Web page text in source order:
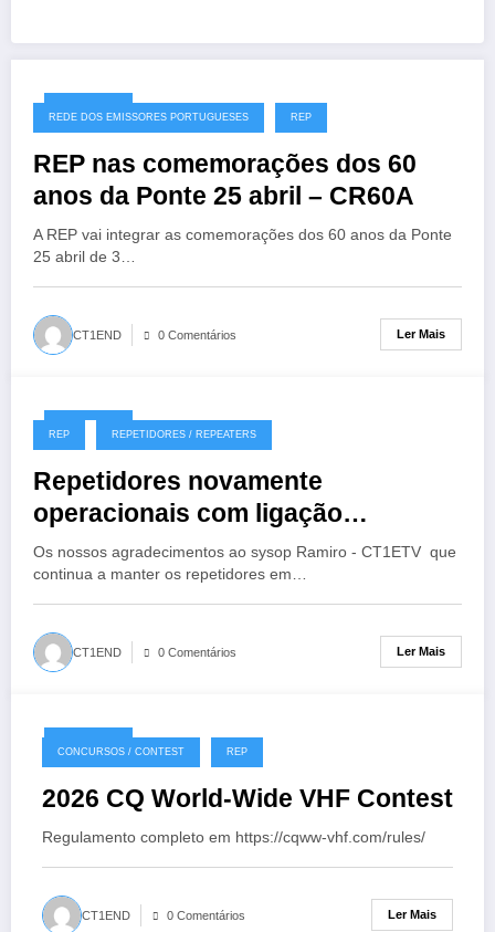
27/07/2026
REDE DOS EMISSORES PORTUGUESES REP
REP nas comemorações dos 60
anos da Ponte 25 abril – CR60A
A REP vai integrar as comemorações dos 60 anos da Ponte
25 abril de 3…
CT1END 0 Comentários Ler Mais
19/07/2026
REP REPETIDORES / REPEATERS
Repetidores novamente
operacionais com ligação
EchoLink
Os nossos agradecimentos ao sysop Ramiro - CT1ETV que
continua a manter os repetidores em…
CT1END 0 Comentários Ler Mais
18/07/2026
CONCURSOS / CONTEST REP
2026 CQ World-Wide VHF Contest
Regulamento completo em https://cqww-vhf.com/rules/
CT1END 0 Comentários Ler Mais